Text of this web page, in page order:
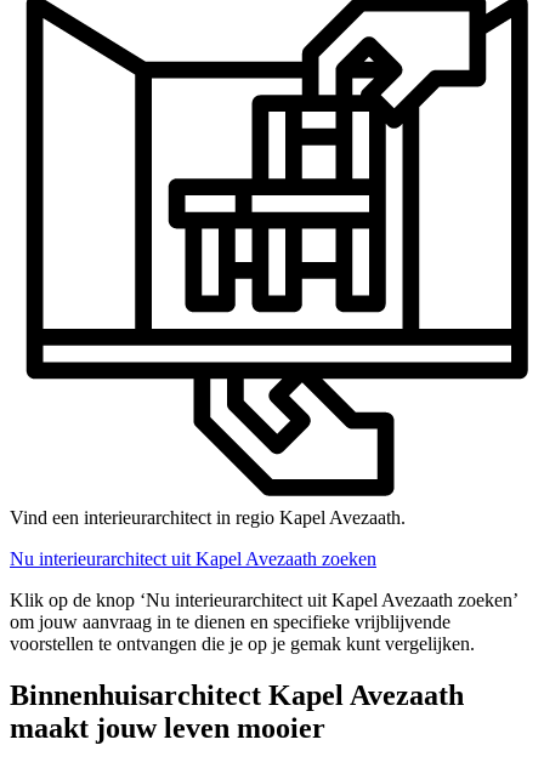
Vind een interieurarchitect in regio Kapel Avezaath.
Nu interieurarchitect uit Kapel Avezaath zoeken
Klik op de knop ‘Nu interieurarchitect uit Kapel Avezaath zoeken’
om jouw aanvraag in te dienen en specifieke vrijblijvende
voorstellen te ontvangen die je op je gemak kunt vergelijken.
Binnenhuisarchitect Kapel Avezaath
maakt jouw leven mooier